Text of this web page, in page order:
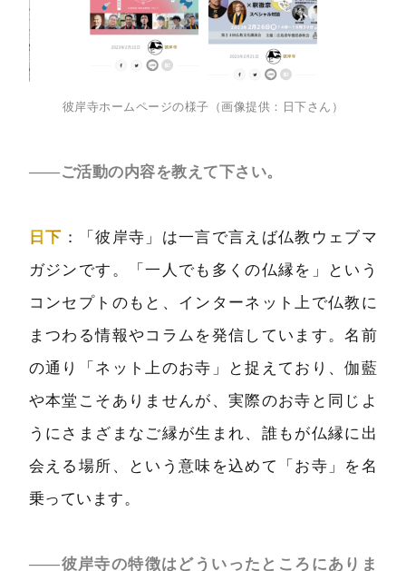
彼岸寺ホームページの様子（画像提供：日下さん）
――ご活動の内容を教えて下さい。
日下 ：「彼岸寺」は一言で言えば仏教ウェブマ
ガジンです。「一人でも多くの仏縁を」という
コンセプトのもと、インターネット上で仏教に
まつわる情報やコラムを発信しています。名前
の通り「ネット上のお寺」と捉えており、伽藍
や本堂こそありませんが、実際のお寺と同じよ
うにさまざまなご縁が生まれ、誰もが仏縁に出
会える場所、という意味を込めて「お寺」を名
乗っています。
――彼岸寺の特徴はどういったところにありま